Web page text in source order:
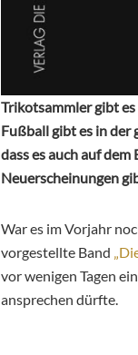
Trikotsammler gibt
Fußball gibt es in der
dass es auch auf
Neuerscheinungen
War es im Vorjahr
vorgestellte Band
vor wenigen Tagen
ansprechen dürfte.